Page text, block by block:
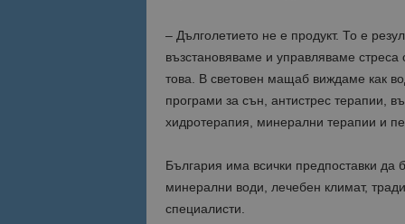
– Дълголетието не е продукт. То е
възстановяваме и управляваме
това. В световен мащаб виждаме как
програми за сън, антистрес терапии,
хидротерапия, минерални терапии и
България има всички предпоставки да
минерални води, лечебен климат,
специалисти.
_ga_WXPDN4HSCV